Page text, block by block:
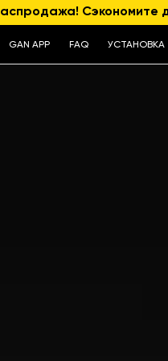
Сэкономите
GAN APP FAQ УСТАНОВКА